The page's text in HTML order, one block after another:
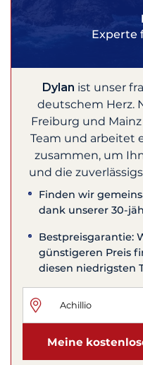
Experte
Dylan ist unser
deutschem Herz.
Freiburg und
Team und arbeitet
zusammen, um
und die
Finden wir
dank unserer 30-
Bestpreisgarantie:
günstigeren Preis
diesen niedrigsten
Meine